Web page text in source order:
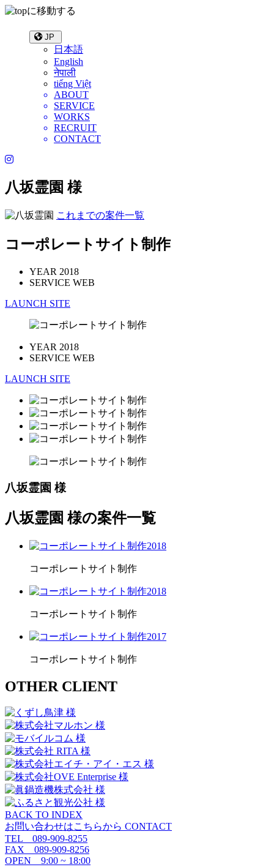
JP
日本語
English
नेपाली
tiếng Việt
ABOUT
SERVICE
WORKS
RECRUIT
CONTACT
八坂霊園 様
これまでの案件一覧
コーポレートサイト制作
YEAR 2018
SERVICE WEB
LAUNCH SITE
YEAR 2018
SERVICE WEB
LAUNCH SITE
八坂霊園 様
八坂霊園 様の案件一覧
2018
コーポレートサイト制作
2018
コーポレートサイト制作
2017
コーポレートサイト制作
OTHER CLIENT
BACK TO INDEX
お問い合わせはこちらから CONTACT
TEL 089-909-8255
FAX 089-909-8256
OPEN 9:00 ~ 18:00